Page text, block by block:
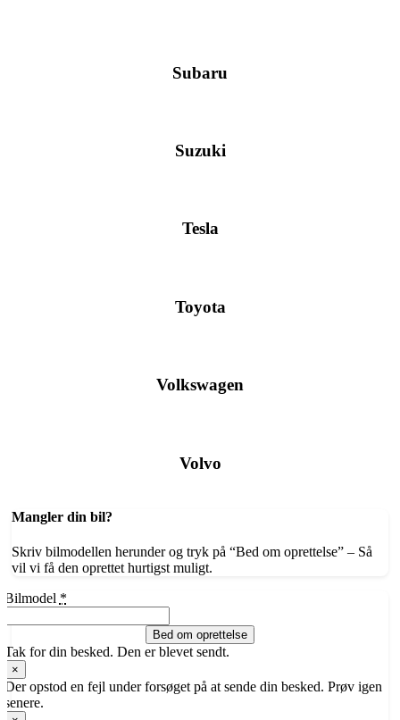
Subaru
Suzuki
Tesla
Toyota
Volkswagen
Volvo
Mangler din bil?
Skriv bilmodellen herunder og tryk på “Bed om oprettelse” – Så
vil vi få den oprettet hurtigst muligt.
Bilmodel *
Bed om oprettelse
Tak for din besked. Den er blevet sendt.
×
Der opstod en fejl under forsøget på at sende din besked. Prøv igen
senere.